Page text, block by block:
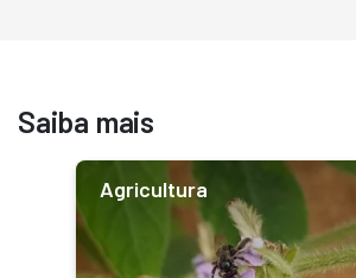
Saiba mais
Agricultura